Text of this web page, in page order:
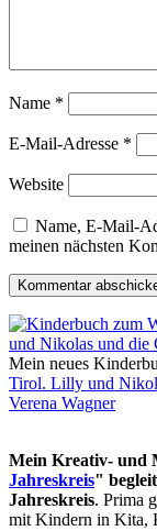
Name *
E-Mail-Adresse *
Website
Name, E-Mail-
meinen nächsten
Mein neues
Tirol. Lilly und
Verena Wagner
Mein Kreativ- und
Jahreskreis"
Jahreskreis. Prima
mit Kindern in Kita,